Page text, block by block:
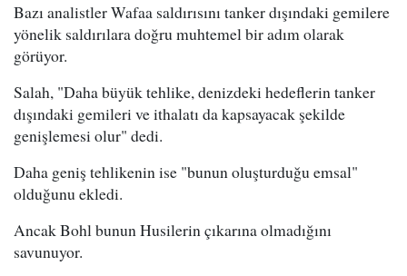
Bazı analistler Wafaa saldırısını tanker dışındaki gemilere
yönelik saldırılara doğru muhtemel bir adım olarak
görüyor.
Salah, "Daha büyük tehlike, denizdeki hedeflerin tanker
dışındaki gemileri ve ithalatı da kapsayacak şekilde
genişlemesi olur" dedi.
Daha geniş tehlikenin ise "bunun oluşturduğu emsal"
olduğunu ekledi.
Ancak Bohl bunun Husilerin çıkarına olmadığını
savunuyor.